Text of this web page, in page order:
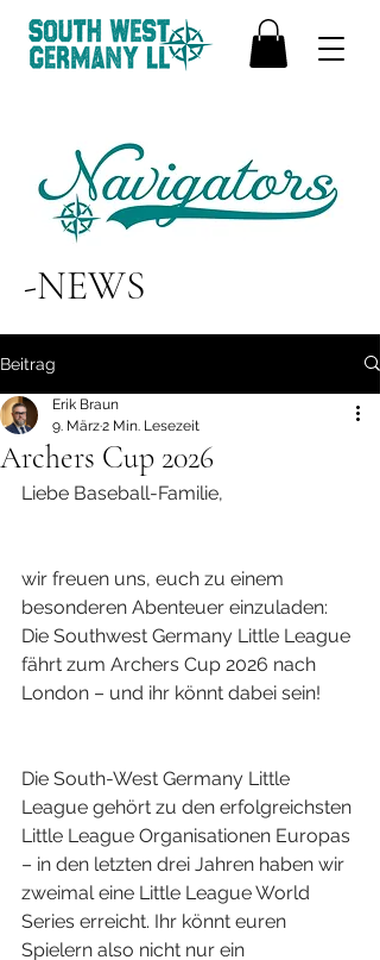
-NEWS
Beitrag
Archers Cup 2026
Erik Braun
9. März2 Min. Lesezeit
Liebe Baseball-Familie,
wir freuen uns, euch zu einem
besonderen Abenteuer einzuladen:
Die Southwest Germany Little League
fährt zum Archers Cup 2026 nach
London – und ihr könnt dabei sein!
Die South-West Germany Little
League gehört zu den erfolgreichsten
Little League Organisationen Europas
– in den letzten drei Jahren haben wir
zweimal eine Little League World
Series erreicht. Ihr könnt euren
Spielern also nicht nur ein